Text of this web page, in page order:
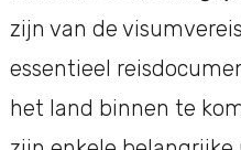
zijn van de
essentieel
het land binnen te